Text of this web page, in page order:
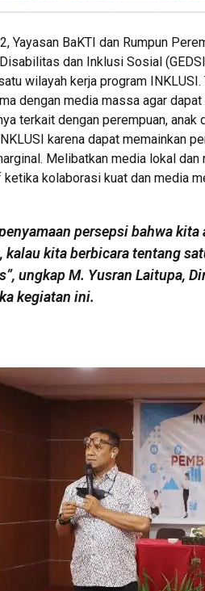
Yayasan BaKTI dan Rumpun
dan Inklusi Sosial
wilayah kerja program
dengan media massa agar
terkait dengan perempuan,
karena dapat memainkan
Melibatkan media lokal
kolaborasi kuat dan media
persepsi bahwa
kalau kita berbicara tentang
ungkap M. Yusran Laitupa,
kegiatan ini.